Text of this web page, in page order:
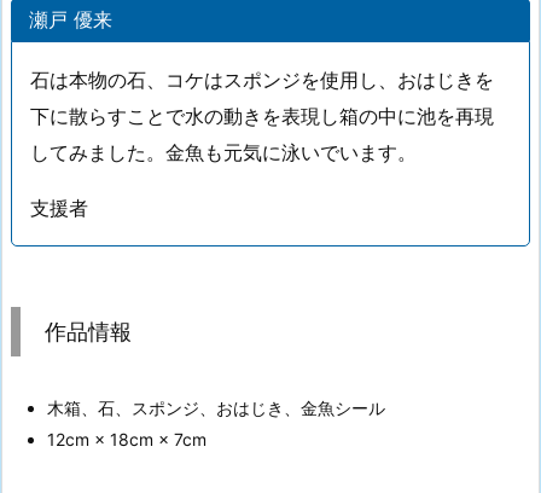
瀬戸 優来
石は本物の石、コケはスポンジを使用し、おはじきを
下に散らすことで水の動きを表現し箱の中に池を再現
してみました。金魚も元気に泳いでいます。
支援者
作品情報
木箱、石、スポンジ、おはじき、金魚シール
12cm × 18cm × 7cm